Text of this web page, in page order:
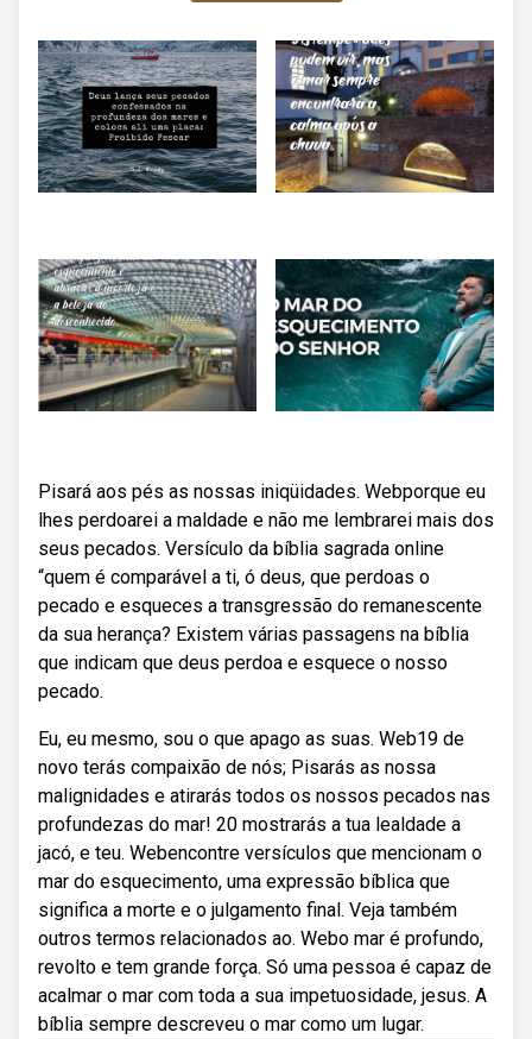
Pisará aos pés as nossas iniqüidades. Webporque eu
lhes perdoarei a maldade e não me lembrarei mais dos
seus pecados. Versículo da bíblia sagrada online
“quem é comparável a ti, ó deus, que perdoas o
pecado e esqueces a transgressão do remanescente
da sua herança? Existem várias passagens na bíblia
que indicam que deus perdoa e esquece o nosso
pecado.
Eu, eu mesmo, sou o que apago as suas. Web19 de
novo terás compaixão de nós; Pisarás as nossa
malignidades e atirarás todos os nossos pecados nas
profundezas do mar! 20 mostrarás a tua lealdade a
jacó, e teu. Webencontre versículos que mencionam o
mar do esquecimento, uma expressão bíblica que
significa a morte e o julgamento final. Veja também
outros termos relacionados ao. Webo mar é profundo,
revolto e tem grande força. Só uma pessoa é capaz de
acalmar o mar com toda a sua impetuosidade, jesus. A
bíblia sempre descreveu o mar como um lugar.